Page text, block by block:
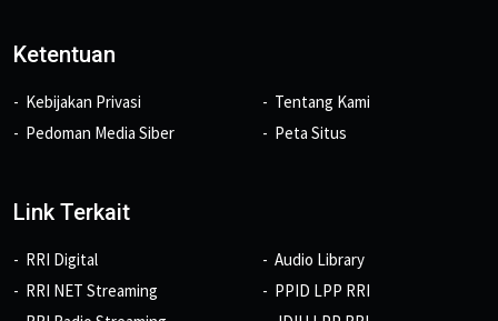
Ketentuan
Kebijakan Privasi
Pedoman Media Siber
Tentang Kami
Peta Situs
Link Terkait
RRI Digital
RRI NET Streaming
Audio Library
PPID LPP RRI